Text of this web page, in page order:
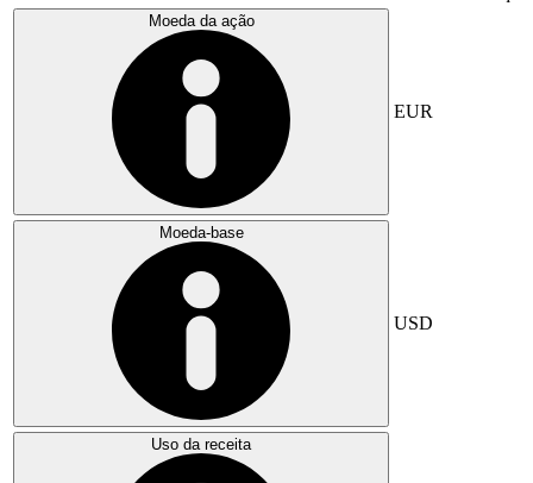
Moeda da ação
EUR
Moeda-base
USD
Uso da receita